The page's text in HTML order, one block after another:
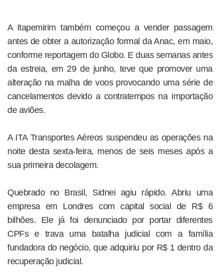
A Itapemirim também começou a vender passagem
antes de obter a autorização formal da Anac, em maio,
conforme reportagem do Globo. E duas semanas antes
da estreia, em 29 de junho, teve que promover uma
alteração na malha de voos provocando uma série de
cancelamentos devido a contratempos na importação
de aviões.
A ITA Transportes Aéreos suspendeu as operações na
noite desta sexta-feira, menos de seis meses após a
sua primeira decolagem.
Quebrado no Brasil, Sidnei agiu rápido. Abriu uma
empresa em Londres com capital social de R$ 6
bilhões. Ele já foi denunciado por portar diferentes
CPFs e trava uma batalha judicial com a família
fundadora do negócio, que adquiriu por R$ 1 dentro da
recuperação judicial.